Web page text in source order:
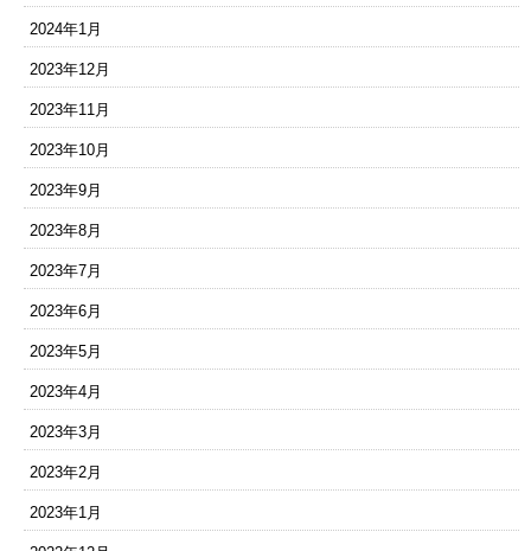
2024年1月
2023年12月
2023年11月
2023年10月
2023年9月
2023年8月
2023年7月
2023年6月
2023年5月
2023年4月
2023年3月
2023年2月
2023年1月